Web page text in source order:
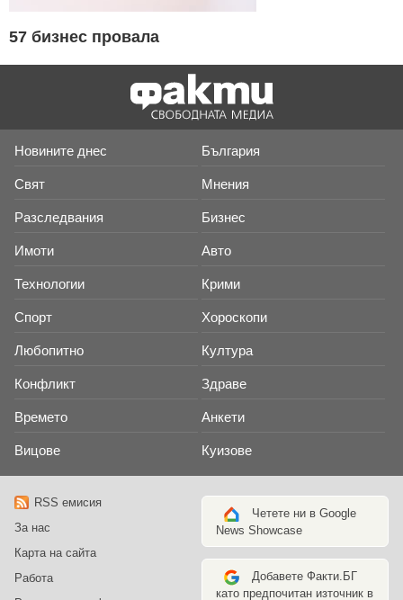
57 бизнес провала
Новините днес България
Свят Мнения
Разследвания Бизнес
Имоти Авто
Технологии Крими
Спорт Хороскопи
Любопитно Култура
Конфликт Здраве
Времето Анкети
Вицове Куизове
RSS емисия
За нас
Карта на сайта
Работа
Четете ни в Google
News Showcase
Добавете Факти.БГ
като предпочитан източник в